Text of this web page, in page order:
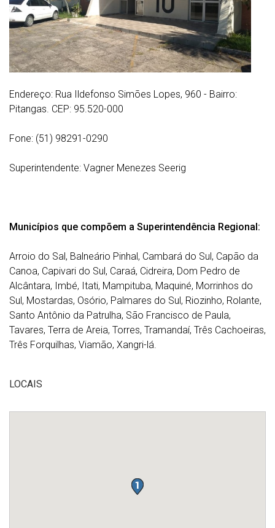
Endereço: Rua Ildefonso Simões Lopes, 960 - Bairro:
Pitangas. CEP: 95.520-000
Fone: (51) 98291-0290
Superintendente: Vagner Menezes Seerig
Municípios que compõem a Superintendência Regional:
Arroio do Sal, Balneário Pinhal, Cambará do Sul, Capão da
Canoa, Capivari do Sul, Caraá, Cidreira, Dom Pedro de
Alcântara, Imbé, Itati, Mampituba, Maquiné, Morrinhos do
Sul, Mostardas, Osório, Palmares do Sul, Riozinho, Rolante,
Santo Antônio da Patrulha, São Francisco de Paula,
Tavares, Terra de Areia, Torres, Tramandaí, Três Cachoeiras,
Três Forquilhas, Viamão, Xangri-lá.
LOCAIS